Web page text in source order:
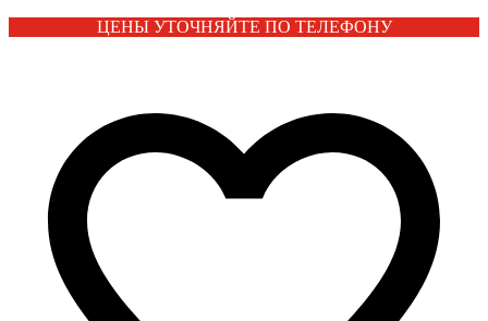
ЦЕНЫ УТОЧНЯЙТЕ ПО ТЕЛЕФОНУ